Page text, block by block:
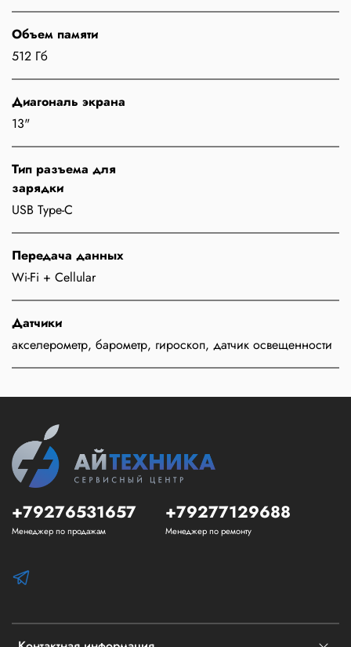
Объем памяти
512 Гб
Диагональ экрана
13"
Тип разъема для
зарядки
USB Type-C
Передача данных
Wi-Fi + Cellular
Датчики
акселерометр, барометр, гироскоп, датчик освещенности
+79276531657
Менеджер по продажам
+79277129688
Менеджер по ремонту